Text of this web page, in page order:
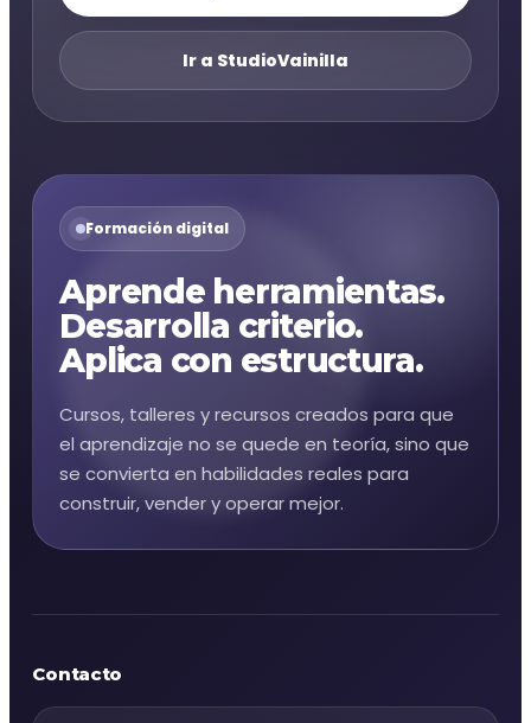
Ir a StudioVainilla
Formación digital
Aprende herramientas.
Desarrolla criterio.
Aplica con estructura.
Cursos, talleres y recursos creados para que
el aprendizaje no se quede en teoría, sino que
se convierta en habilidades reales para
construir, vender y operar mejor.
Contacto